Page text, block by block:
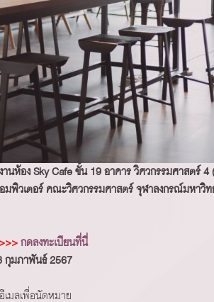
านห้อง Sky Cafe ขั้น 19 อาคาร วิศวกรรมศาสตร์
พิวเตอร์ คณะวิศวกรรมศาสตร์ จุฬาลงกรณ์มหาวิ
กดลงทะเบียนที่นี่
กุมภาพันธ์ 2567
เมลเพื่อนัดหมาย